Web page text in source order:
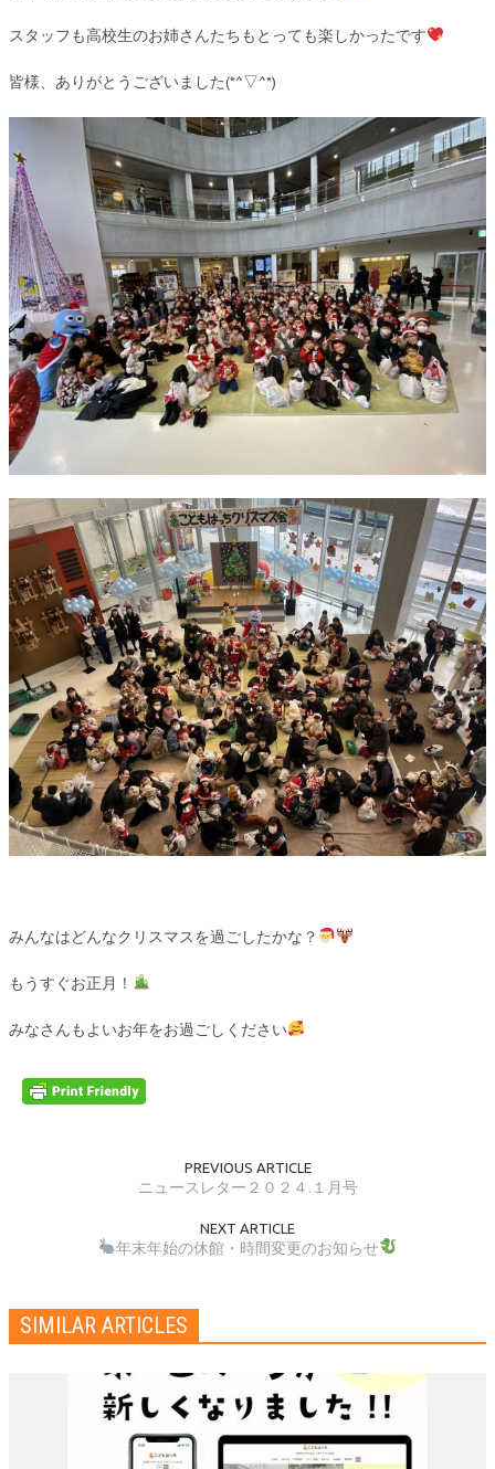
スタッフも高校生のお姉さんたちもとっても楽しかったです
皆様、ありがとうございました(*^▽^*)
みんなはどんなクリスマスを過ごしたかな？
もうすぐお正月！
みなさんもよいお年をお過ごしください
PREVIOUS ARTICLE
ニュースレター２０２４.１月号
NEXT ARTICLE
年末年始の休館・時間変更のお知らせ
SIMILAR ARTICLES